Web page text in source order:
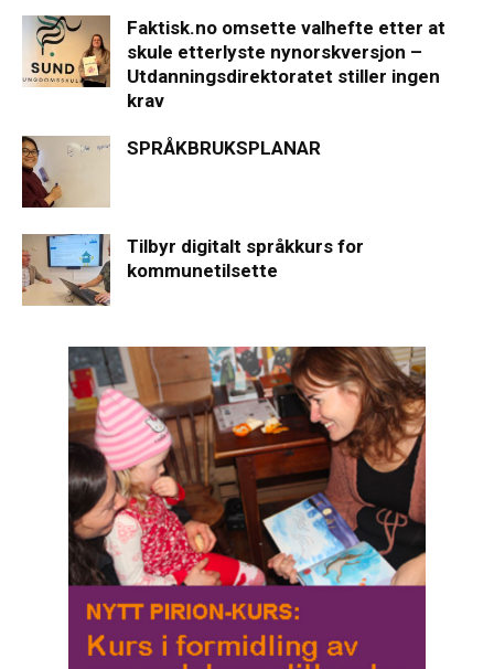
Faktisk.no omsette valhefte etter at
skule etterlyste nynorskversjon –
Utdanningsdirektoratet stiller ingen
krav
SPRÅKBRUKSPLANAR
Tilbyr digitalt språkkurs for
kommunetilsette